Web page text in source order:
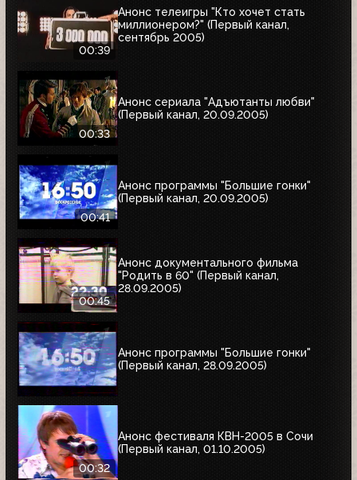
00:39
Анонс телеигры "Кто хочет стать
миллионером?" (Первый канал,
сентябрь 2005)
00:33
Анонс сериала "Адъютанты любви"
(Первый канал, 20.09.2005)
00:41
Анонс программы "Большие гонки"
(Первый канал, 20.09.2005)
00:45
Анонс документального фильма
"Родить в 60" (Первый канал,
28.09.2005)
Анонс программы "Большие гонки"
(Первый канал, 28.09.2005)
00:32
Анонс фестиваля КВН-2005 в Сочи
(Первый канал, 01.10.2005)